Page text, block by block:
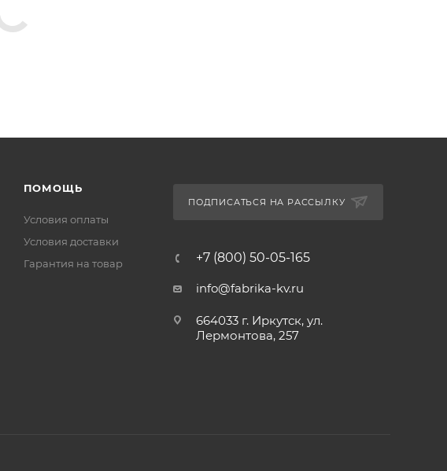
ПОМОЩЬ
Условия оплаты
Условия доставки
Гарантия на товар
ПОДПИСАТЬСЯ НА РАССЫЛКУ
+7 (800) 50-05-165
info@fabrika-kv.ru
664033 г. Иркутск, ул.
Лермонтова, 257